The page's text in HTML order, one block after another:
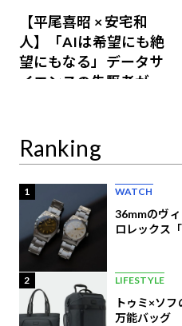
【平尾喜昭 × 安宅和
人】「AIは希望にも絶
望にもなる」データサ
イエンスの先駆者が語
Ranking
1 WATCH
36mmのヴ
ロレックス
2 LIFESTYLE
トゥミ×ソ
万能バッグ